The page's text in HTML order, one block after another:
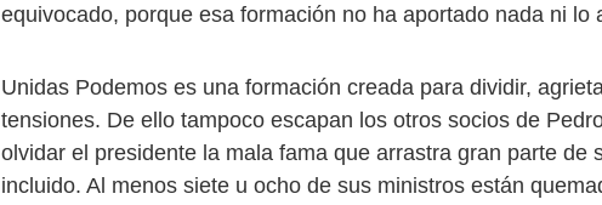
equivocado, porque esa formación no ha aportado nada ni lo
Unidas Podemos es una formación creada para dividir,
tensiones. De ello tampoco escapan los otros socios de
olvidar el presidente la mala fama que arrastra gran parte de
incluido. Al menos siete u ocho de sus ministros están